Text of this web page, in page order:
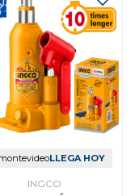
LLEGA HOY
INGCO